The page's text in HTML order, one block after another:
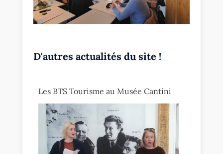
D'autres actualités du site !
Les BTS Tourisme au Musée Cantini